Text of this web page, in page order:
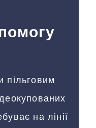
пільговим
на лінії